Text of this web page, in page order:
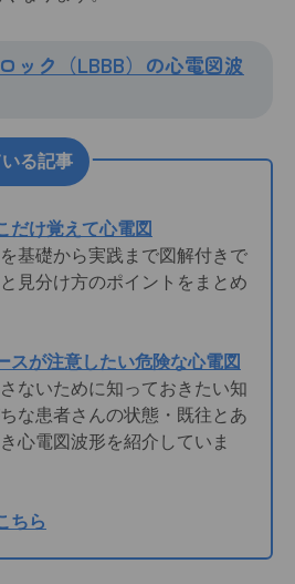
ック（LBBB）の心電図波
る記事
だけ覚えて心電図
基礎から実践まで図解付きで
見分け方のポイントをまとめ
スが注意したい危険な心電図
ないために知っておきたい知
な患者さんの状態・既往とあ
心電図波形を紹介していま
ちら